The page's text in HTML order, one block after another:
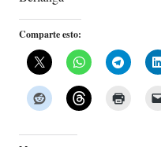
Comparte esto: